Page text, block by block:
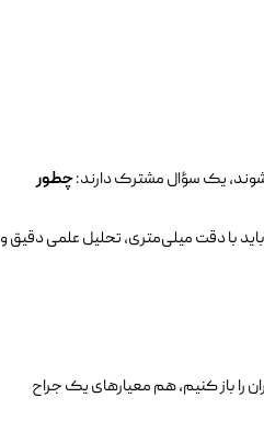
یک سؤال مشترک دارند:چطور
دقت میلی‌متری، تحلیل علمی دقیق و
را باز کنیم، هم معیارهای یک جراح